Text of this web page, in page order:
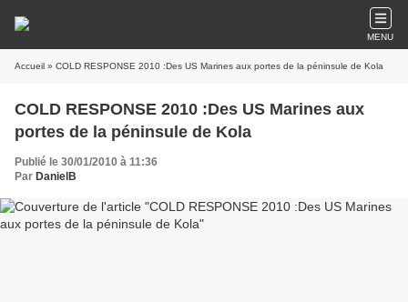
MENU
Accueil » COLD RESPONSE 2010 :Des US Marines aux portes de la péninsule de Kola
COLD RESPONSE 2010 :Des US Marines aux
portes de la péninsule de Kola
Publié le 30/01/2010 à 11:36
Par DanielB